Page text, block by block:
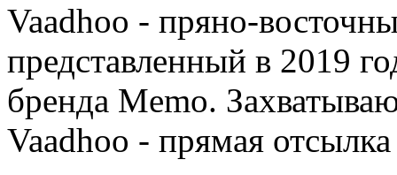
Vaadhoo - пряно-
представленный в 2019
бренда Memo.
Vaadhoo - прямая